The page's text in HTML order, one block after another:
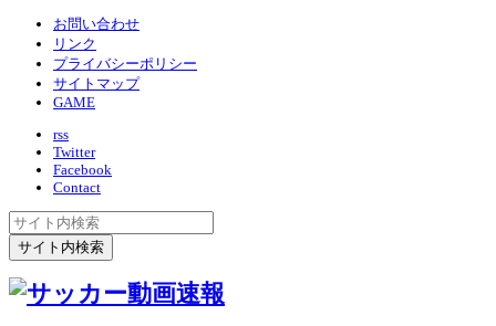
お問い合わせ
リンク
プライバシーポリシー
サイトマップ
GAME
rss
Twitter
Facebook
Contact